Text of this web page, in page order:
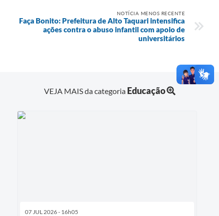
NOTÍCIA MENOS RECENTE
Faça Bonito: Prefeitura de Alto Taquari intensifica
ações contra o abuso infantil com apoio de
universitários
VEJA MAIS da categoria Educação
07 JUL 2026 - 16h05